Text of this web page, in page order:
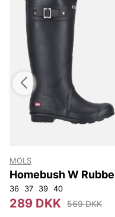
MOLS
Homebush W
Boot
36 37 39 40
289 DKK 569 DKK